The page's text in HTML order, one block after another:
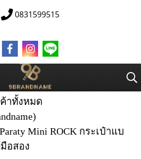
0831599515
าทั้งหมด
Mini ROCK กระเป๋าแบ
อสอง